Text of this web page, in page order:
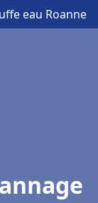
eau Roanne